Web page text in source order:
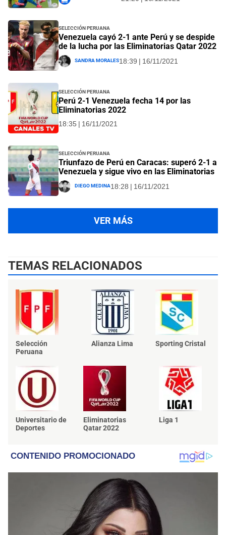
Selección Peruana
Venezuela cayó 2-1 ante Perú y se despide
de la lucha por las Eliminatorias Qatar 2022
Sandra Morales18:39 | 16/11/2021
Selección Peruana
Perú 2-1 Venezuela fecha 14 por las
Eliminatorias 2022
18:35 | 16/11/2021
Selección Peruana
Triunfazo de Perú en Caracas: superó 2-1 a
Venezuela y sigue vivo en las Eliminatorias
Diego Medina18:28 | 16/11/2021
VER MÁS
TEMAS RELACIONADOS
Selección
Peruana
Alianza Lima Sporting Cristal
Universitario de
Deportes
Eliminatorias
Qatar 2022
Liga 1